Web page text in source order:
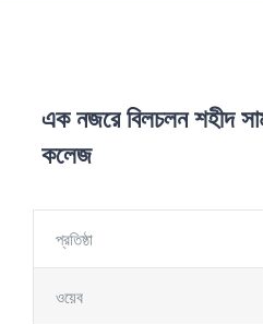
এক নজরে বিলচলন শহীদ
কলেজ
প্রতিষ্ঠা
ওয়েব